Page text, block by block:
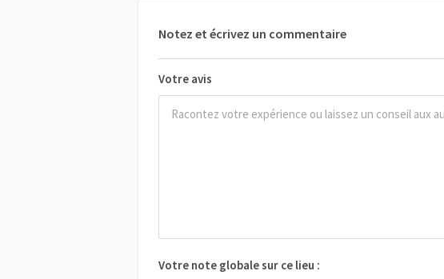
Notez et écrivez un commentaire
Votre avis
Votre note globale sur ce lieu :